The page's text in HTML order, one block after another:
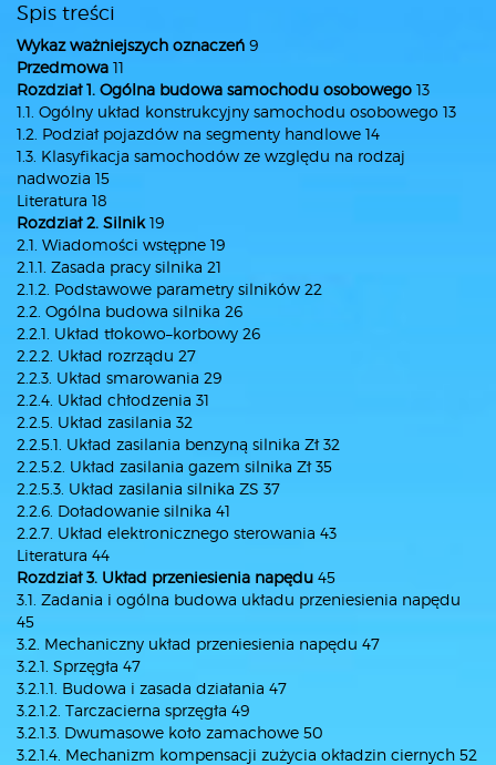
Spis treści
Wykaz ważniejszych oznaczeń 9
Przedmowa 11
Rozdział 1. Ogólna budowa samochodu osobowego 13
1.1. Ogólny układ konstrukcyjny samochodu osobowego 13
1.2. Podział pojazdów na segmenty handlowe 14
1.3. Klasyfikacja samochodów ze względu na rodzaj
nadwozia 15
Literatura 18
Rozdział 2. Silnik19
2.1. Wiadomości wstępne 19
2.1.1. Zasada pracy silnika 21
2.1.2. Podstawowe parametry silników 22
2.2. Ogólna budowa silnika 26
2.2.1. Układ tłokowo–korbowy 26
2.2.2. Układ rozrządu 27
2.2.3. Układ smarowania 29
2.2.4. Układ chłodzenia 31
2.2.5. Układ zasilania 32
2.2.5.1. Układ zasilania benzyną silnika Zł 32
2.2.5.2. Układ zasilania gazem silnika Zł 35
2.2.5.3. Układ zasilania silnika ZS 37
2.2.6. Doładowanie silnika 41
2.2.7. Układ elektronicznego sterowania 43
Literatura 44
Rozdział 3. Układ przeniesienia napędu 45
3.1. Zadania i ogólna budowa układu przeniesienia napędu
45
3.2. Mechaniczny układ przeniesienia napędu 47
3.2.1. Sprzęgła 47
3.2.1.1. Budowa i zasada działania 47
3.2.1.2. Tarczacierna sprzęgła 49
3.2.1.3. Dwumasowe koło zamachowe 50
3.2.1.4. Mechanizm kompensacji zużycia okładzin ciernych 52